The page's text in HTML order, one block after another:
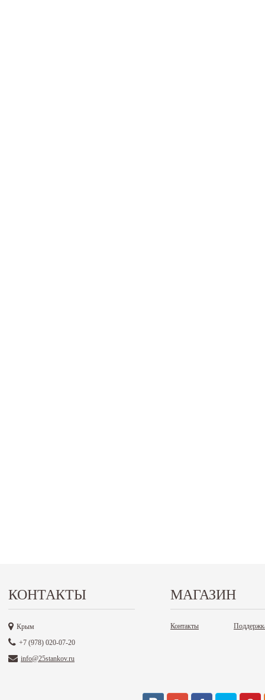
КОНТАКТЫ
Крым
+7 (978) 020-07-20
info@25stankov.ru
МАГАЗИН
Контакты